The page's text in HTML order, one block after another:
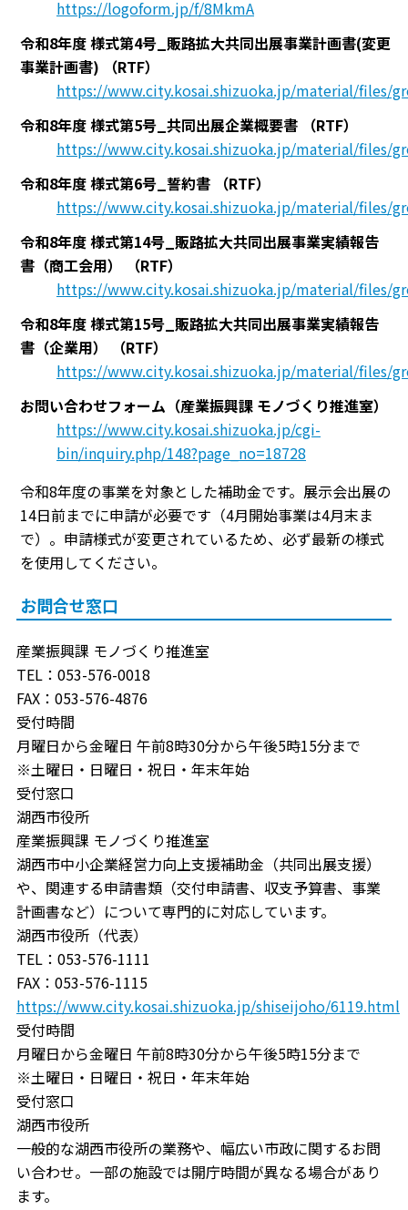
https://logoform.jp/f/8MkmA
令和8年度 様式第4号_販路拡大共同出展事業計画書(変更
事業計画書)
（RTF）
https://www.city.kosai.shizuoka.jp/material/files/
令和8年度 様式第5号_共同出展企業概要書
（RTF）
https://www.city.kosai.shizuoka.jp/material/files/
令和8年度 様式第6号_誓約書
（RTF）
https://www.city.kosai.shizuoka.jp/material/files/
令和8年度 様式第14号_販路拡大共同出展事業実績報告
書（商工会用）
（RTF）
https://www.city.kosai.shizuoka.jp/material/files/
令和8年度 様式第15号_販路拡大共同出展事業実績報告
書（企業用）
（RTF）
https://www.city.kosai.shizuoka.jp/material/files/
お問い合わせフォーム（産業振興課 モノづくり推進室）
https://www.city.kosai.shizuoka.jp/cgi-
bin/inquiry.php/148?page_no=18728
令和8年度の事業を対象とした補助金です。展示会出展の
14日前までに申請が必要です（4月開始事業は4月末ま
で）。申請様式が変更されているため、必ず最新の様式
を使用してください。
お問合せ窓口
産業振興課 モノづくり推進室
TEL：053-576-0018
FAX：053-576-4876
受付時間
月曜日から金曜日 午前8時30分から午後5時15分まで
※土曜日・日曜日・祝日・年末年始
受付窓口
湖西市役所
産業振興課 モノづくり推進室
湖西市中小企業経営力向上支援補助金（共同出展支援）
や、関連する申請書類（交付申請書、収支予算書、事業
計画書など）について専門的に対応しています。
湖西市役所（代表）
TEL：053-576-1111
FAX：053-576-1115
https://www.city.kosai.shizuoka.jp/shiseijoho/6119.html
受付時間
月曜日から金曜日 午前8時30分から午後5時15分まで
※土曜日・日曜日・祝日・年末年始
受付窓口
湖西市役所
一般的な湖西市役所の業務や、幅広い市政に関するお問
い合わせ。一部の施設では開庁時間が異なる場合があり
ます。